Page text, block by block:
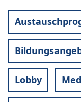
Lobby